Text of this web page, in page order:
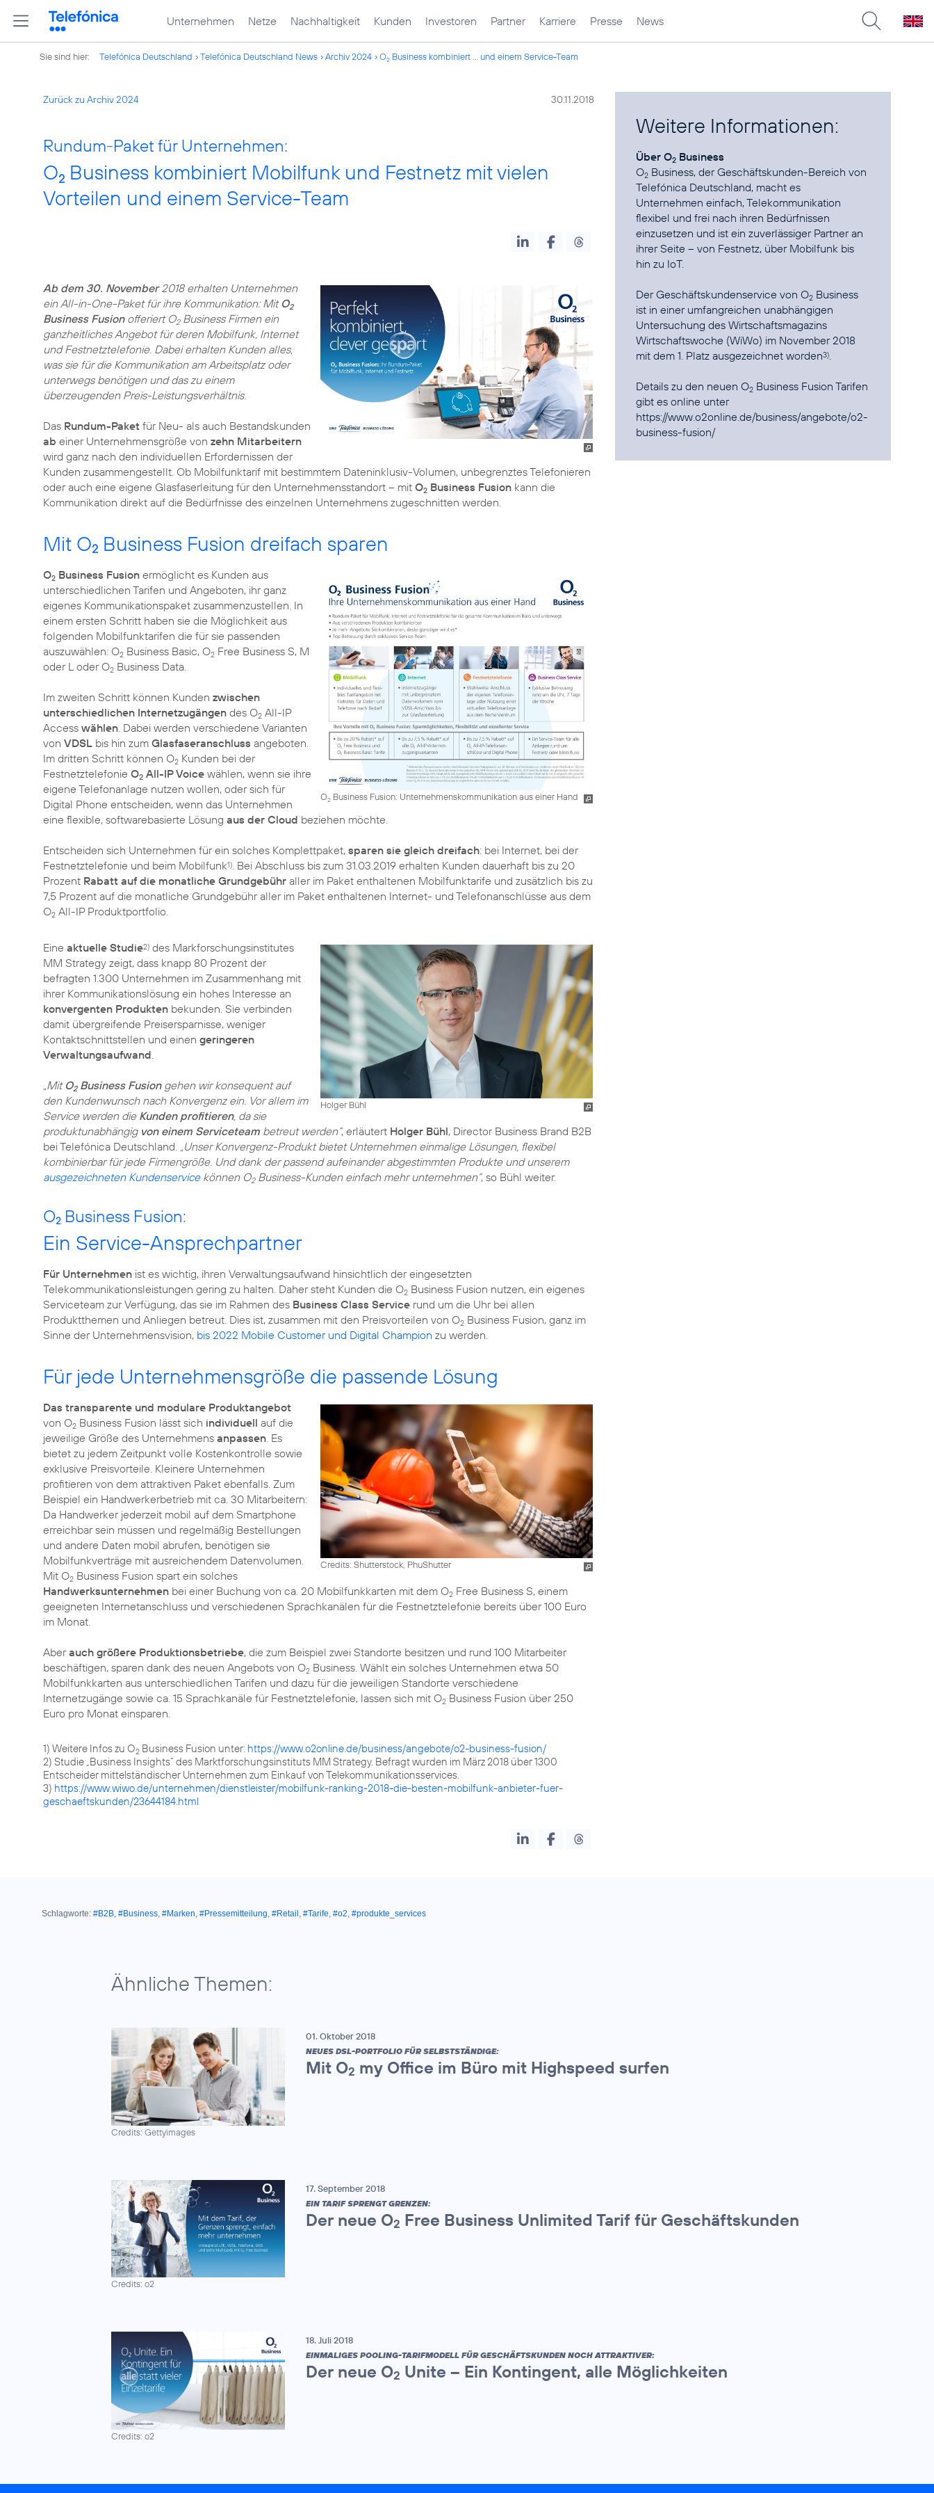
Unternehmen Netze Nachhaltigkeit Kunden Investoren Partner Karriere Presse News
Sie sind hier: Telefónica Deutschland Telefónica Deutschland News Archiv 2024 O2 Business kombiniert ... und einem Service-Team
Zurück zu Archiv 2024 30.11.2018
Rundum-Paket für Unternehmen:
O2 Business kombiniert Mobilfunk und Festnetz mit vielen
Vorteilen und einem Service-Team
Ab dem 30. November2018 erhalten Unternehmen
ein All-in-One-Paket für ihre Kommunikation: Mit O2
Business Fusionofferiert O2Business Firmen ein
ganzheitliches Angebot für deren Mobilfunk, Internet
und Festnetztelefonie. Dabei erhalten Kunden alles,
was sie für die Kommunikation am Arbeitsplatz oder
unterwegs benötigen und das zu einem
überzeugenden Preis-Leistungsverhältnis.
Das Rundum-Paket für Neu- als auch Bestandskunden
ab einer Unternehmensgröße von zehn Mitarbeitern
wird ganz nach den individuellen Erfordernissen der
Kunden zusammengestellt. Ob Mobilfunktarif mit bestimmtem Dateninklusiv-Volumen, unbegrenztes Telefonieren
oder auch eine eigene Glasfaserleitung für den Unternehmensstandort – mit O2 Business Fusion kann die
Kommunikation direkt auf die Bedürfnisse des einzelnen Unternehmens zugeschnitten werden.
Mit O2 Business Fusion dreifach sparen
O2Business Fusion: Unternehmenskommunikation aus einer Hand
O2 Business Fusion ermöglicht es Kunden aus
unterschiedlichen Tarifen und Angeboten, ihr ganz
eigenes Kommunikationspaket zusammenzustellen. In
einem ersten Schritt haben sie die Möglichkeit aus
folgenden Mobilfunktarifen die für sie passenden
auszuwählen: O2 Business Basic, O2 Free Business S, M
oder L oder O2 Business Data.
Im zweiten Schritt können Kunden zwischen
unterschiedlichen Internetzugängen des O2 All-IP
Access wählen. Dabei werden verschiedene Varianten
von VDSL bis hin zum Glasfaseranschluss angeboten.
Im dritten Schritt können O2 Kunden bei der
Festnetztelefonie O2 All-IP Voice wählen, wenn sie ihre
eigene Telefonanlage nutzen wollen, oder sich für
Digital Phone entscheiden, wenn das Unternehmen
eine flexible, softwarebasierte Lösung aus der Cloud beziehen möchte.
Entscheiden sich Unternehmen für ein solches Komplettpaket, sparen sie gleich dreifach: bei Internet, bei der
Festnetztelefonie und beim Mobilfunk1). Bei Abschluss bis zum 31.03.2019 erhalten Kunden dauerhaft bis zu 20
Prozent Rabatt auf die monatliche Grundgebühr aller im Paket enthaltenen Mobilfunktarife und zusätzlich bis zu
7,5 Prozent auf die monatliche Grundgebühr aller im Paket enthaltenen Internet- und Telefonanschlüsse aus dem
O2 All-IP Produktportfolio.
Holger Bühl
Eine aktuelle Studie2) des Markforschungsinstitutes
MM Strategy zeigt, dass knapp 80 Prozent der
befragten 1.300 Unternehmen im Zusammenhang mit
ihrer Kommunikationslösung ein hohes Interesse an
konvergenten Produkten bekunden. Sie verbinden
damit übergreifende Preisersparnisse, weniger
Kontaktschnittstellen und einen geringeren
Verwaltungsaufwand.
„Mit O2Business Fusiongehen wir konsequent auf
den Kundenwunsch nach Konvergenz ein. Vor allem im
Service werden die Kunden profitieren, da sie
produktunabhängig von einem Serviceteam betreut werden“, erläutert Holger Bühl, Director Business Brand B2B
bei Telefónica Deutschland. „Unser Konvergenz-Produkt bietet Unternehmen einmalige Lösungen, flexibel
kombinierbar für jede Firmengröße. Und dank der passend aufeinander abgestimmten Produkte und unserem
ausgezeichneten Kundenservicekönnen O2Business-Kunden einfach mehr unternehmen“, so Bühl weiter.
O2 Business Fusion:
Ein Service-Ansprechpartner
Für Unternehmen ist es wichtig, ihren Verwaltungsaufwand hinsichtlich der eingesetzten
Telekommunikationsleistungen gering zu halten. Daher steht Kunden die O2 Business Fusion nutzen, ein eigenes
Serviceteam zur Verfügung, das sie im Rahmen des Business Class Service rund um die Uhr bei allen
Produktthemen und Anliegen betreut. Dies ist, zusammen mit den Preisvorteilen von O2 Business Fusion, ganz im
Sinne der Unternehmensvision, bis 2022 Mobile Customer und Digital Champion zu werden.
Für jede Unternehmensgröße die passende Lösung
Credits: Shutterstock, PhuShutter
Das transparente und modulare Produktangebot
von O2 Business Fusion lässt sich individuell auf die
jeweilige Größe des Unternehmens anpassen. Es
bietet zu jedem Zeitpunkt volle Kostenkontrolle sowie
exklusive Preisvorteile. Kleinere Unternehmen
profitieren von dem attraktiven Paket ebenfalls. Zum
Beispiel ein Handwerkerbetrieb mit ca. 30 Mitarbeitern:
Da Handwerker jederzeit mobil auf dem Smartphone
erreichbar sein müssen und regelmäßig Bestellungen
und andere Daten mobil abrufen, benötigen sie
Mobilfunkverträge mit ausreichendem Datenvolumen.
Mit O2 Business Fusion spart ein solches
Handwerksunternehmen bei einer Buchung von ca. 20 Mobilfunkkarten mit dem O2 Free Business S, einem
geeigneten Internetanschluss und verschiedenen Sprachkanälen für die Festnetztelefonie bereits über 100 Euro
im Monat.
Aberauch größere Produktionsbetriebe, die zum Beispiel zwei Standorte besitzen und rund 100 Mitarbeiter
beschäftigen, sparen dank des neuen Angebots von O2 Business. Wählt ein solches Unternehmen etwa 50
Mobilfunkkarten aus unterschiedlichen Tarifen und dazu für die jeweiligen Standorte verschiedene
Internetzugänge sowie ca. 15 Sprachkanäle für Festnetztelefonie, lassen sich mit O2 Business Fusion über 250
Euro pro Monat einsparen.
1) Weitere Infos zu O2 Business Fusion unter: https://www.o2online.de/business/angebote/o2-business-fusion/
2) Studie „Business Insights“ des Marktforschungsinstituts MM Strategy. Befragt wurden im März 2018 über 1300
Entscheider mittelständischer Unternehmen zum Einkauf von Telekommunikationsservices.
3) https://www.wiwo.de/unternehmen/dienstleister/mobilfunk-ranking-2018-die-besten-mobilfunk-anbieter-fuer-
geschaeftskunden/23644184.html
Weitere Informationen:
Über O2 Business
O2 Business, der Geschäftskunden-Bereich von
Telefónica Deutschland, macht es
Unternehmen einfach, Telekommunikation
flexibel und frei nach ihren Bedürfnissen
einzusetzen und ist ein zuverlässiger Partner an
ihrer Seite – von Festnetz, über Mobilfunk bis
hin zu IoT.
Der Geschäftskundenservice von O2 Business
ist in einer umfangreichen unabhängigen
Untersuchung des Wirtschaftsmagazins
Wirtschaftswoche (WiWo) im November 2018
mit dem 1. Platz ausgezeichnet worden3).
Details zu den neuen O2 Business Fusion Tarifen
gibt es online unter
https://www.o2online.de/business/angebote/o2-
business-fusion/
Schlagworte: #B2B, #Business, #Marken, #Pressemitteilung, #Retail , #Tarife, #o2, #produkte_services
Ähnliche Themen:
Credits: Gettyimages
01. Oktober 2018
NEUES DSL-PORTFOLIO FÜR SELBSTSTÄNDIGE:
Mit O2 my Office im Büro mit Highspeed surfen
Credits: o2
17. September 2018
EIN TARIF SPRENGT GRENZEN:
Der neue O2 Free Business Unlimited Tarif für Geschäftskunden
Credits: o2
18. Juli 2018
EINMALIGES POOLING-TARIFMODELL FÜR GESCHÄFTSKUNDEN NOCH ATTRAKTIVER:
Der neue O2 Unite – Ein Kontingent, alle Möglichkeiten